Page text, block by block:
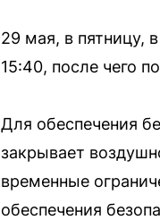
29 мая, в пятницу,
15:40, после чего
Для обеспечения
закрывает
временные
обеспечения